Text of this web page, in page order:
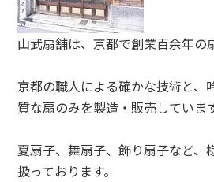
山武扇舗は、京都で創業百余年の
京都の職人による確かな技術と、
質な扇のみを製造・販売しています
夏扇子、舞扇子、飾り扇子など、
扱っております。